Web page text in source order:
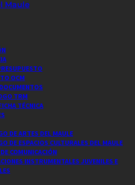
OCM
TRM
TÉCNICA
DE ARTES DEL MAULE
DE ESPACIOS CULTURALES DEL MAULE
COMUNICACIÓN
INSTRUMENTALES JUVENILES E